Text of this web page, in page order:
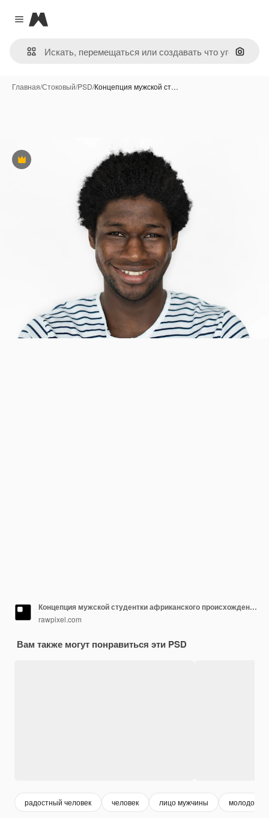
Close menu
Magnific
Поиск
Главная/Стоковый/PSD/Концепция мужской ст…
Премиум
Концепция мужской студентки африканского происхождения
rawpixel.com
Вам также могут понравиться эти PSD
радостный человек человек лицо мужчины молодой